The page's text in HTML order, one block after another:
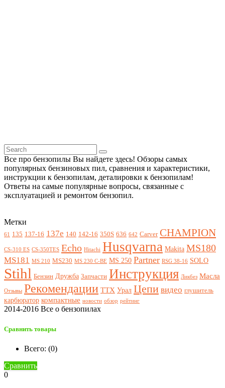
Все про бензопилы Вы найдете здесь! Обзоры самых
популярных бензиновых пил, сравнения и характеристики,
инструкции к бензопилам, деталировки к бензопилам!
Ответы на самые популярные вопросы, связанные с
эксплуатацией и ремонтом бензопил.
Метки
61 135 137-16 137e 140 142-16 350S 636 642 Carver CHAMPION
CS-310 ES CS-350TES Echo Hitachi Husqvarna Makita MS180
MS181 MS 210 MS230 MS 230 C-BE MS 250 Partner RSG 38-16 SOLO
Stihl Бензин Дружба Запчасти Инструкция Ликбез Масла
Отзывы Рекомендации ТТХ Урал Цепи видео глушитель
карбюратор компактные новости обзор рейтинг
2014-2016 Все о бензопилах
Сравнить товары
Всего: (0)
Сравнить
0